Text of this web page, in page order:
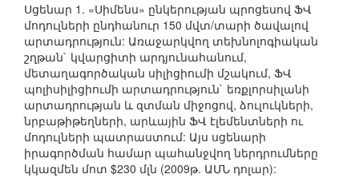
Սցենար 1. «Սիմենս» ընկերության պրոցեսով ՖՎ
մոդուլների ընդհանուր 150 մվտ/տարի ծավալով
արտադրություն: Առաջարկվող տեխնոլոգիական
շղթան` կվարցիտի արդյունահանում,
մետաղագործական սիլիցիումի մշակում, ՖՎ
պոլիսիլիցիումի արտադրություն` եռքլորսիլանի
արտադրության և զտման միջոցով, ձուլուկների,
նրբաթիթեղների, արևային ՖՎ էլեմենտների ու
մոդուլների պատրաստում: Այս սցենարի
իրագործման համար պահանջվող ներդրումները
կկազմեն մոտ $230 մլն (2009թ. ԱՄՆ դոլար):